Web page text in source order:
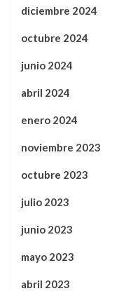
diciembre 2024
octubre 2024
junio 2024
abril 2024
enero 2024
noviembre 2023
octubre 2023
julio 2023
junio 2023
mayo 2023
abril 2023